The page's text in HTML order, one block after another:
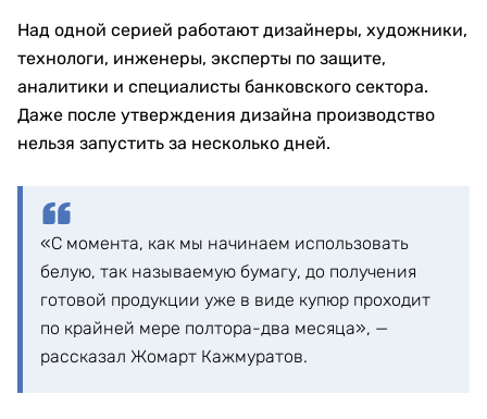
Над одной серией работают дизайнеры, художники,
технологи, инженеры, эксперты по защите,
аналитики и специалисты банковского сектора.
Даже после утверждения дизайна производство
нельзя запустить за несколько дней.
«С момента, как мы начинаем использовать
белую, так называемую бумагу, до получения
готовой продукции уже в виде купюр проходит
по крайней мере полтора-два месяца», —
рассказал Жомарт Кажмуратов.